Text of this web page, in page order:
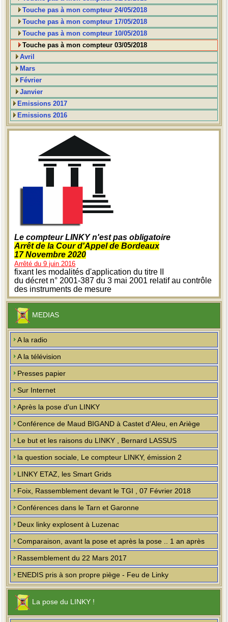
Touche pas à mon compteur 24/05/2018
Touche pas à mon compteur 17/05/2018
Touche pas à mon compteur 10/05/2018
Touche pas à mon compteur 03/05/2018
Avril
Mars
Février
Janvier
Emissions 2017
Emissions 2016
Le compteur LINKY n'est pas obligatoire
Arrêt de la Cour d'Appel de Bordeaux
17 Novembre 2020
Arrêté du 9 juin 2016
fixant les modalités d'application du titre II
du décret n° 2001-387 du 3 mai 2001 relatif au contrôle
des instruments de mesure
MEDIAS
A la radio
A la télévision
Presses papier
Sur Internet
Après la pose d'un LINKY
Conférence de Maud BIGAND à Castet d'Aleu, en Ariège
Le but et les raisons du LINKY , Bernard LASSUS
la question sociale, Le compteur LINKY, émission 2
LINKY ETAZ, les Smart Grids
Foix, Rassemblement devant le TGI , 07 Février 2018
Conférences dans le Tarn et Garonne
Deux linky explosent à Luzenac
Comparaison, avant la pose et après la pose .. 1 an après
Rassemblement du 22 Mars 2017
ENEDIS pris à son propre piège - Feu de Linky
La pose du LINKY !